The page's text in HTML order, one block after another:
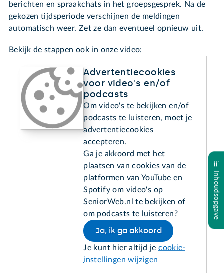
berichten en spraakchats in het groepsgesprek. Na de
gekozen tijdsperiode verschijnen de meldingen
automatisch weer. Zet ze dan eventueel opnieuw uit.
Bekijk de stappen ook in onze video:
Advertentiecookies
voor video's en/of
podcasts
Om video's te bekijken en/of
podcasts te luisteren, moet je
advertentiecookies
accepteren.
Ga je akkoord met het
plaatsen van cookies van de
platformen van YouTube en
Spotify om video's op
SeniorWeb.nl te bekijken of
om podcasts te luisteren?
Ja, ik ga akkoord
Je kunt hier altijd jecookie-
instellingen wijzigen
Inhoudsopgave